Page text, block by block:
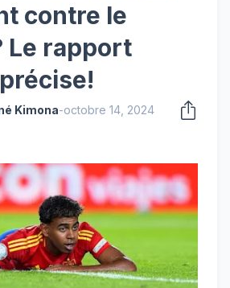
contre le
Le rapport
Kimona-octobre 14, 2024